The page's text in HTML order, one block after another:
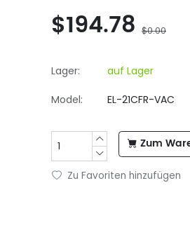
$194.78 $0.00
Lager: auf Lager
Model: EL-21CFR-VAC
Zum
Zu Favoriten hinzufügen